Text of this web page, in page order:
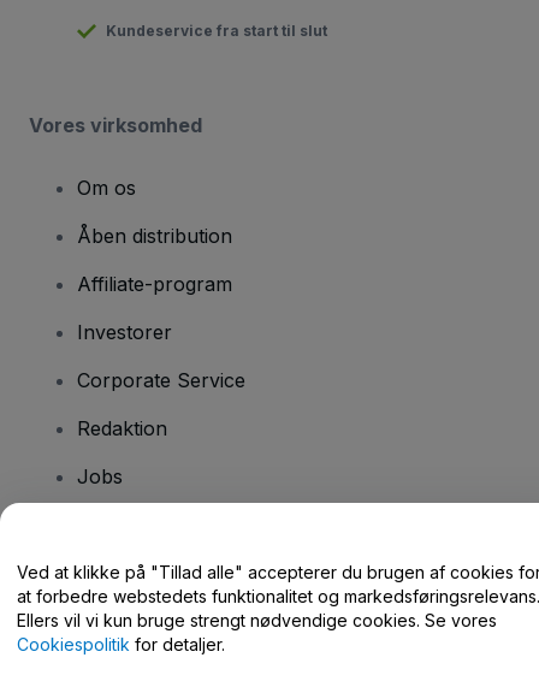
Kundeservice fra start til slut
Vores virksomhed
Om os
Åben distribution
Affiliate-program
Investorer
Corporate Service
Redaktion
Jobs
Har du spørgsmål?
Hjælpecenter / Kontakt os
Ved at klikke på "Tillad alle" accepterer du brugen af cookies
at forbedre webstedets funktionalitet og markedsføringsrelevans.
Ellers vil vi kun bruge strengt nødvendige cookies. Se vores
Cookiespolitik for detaljer.